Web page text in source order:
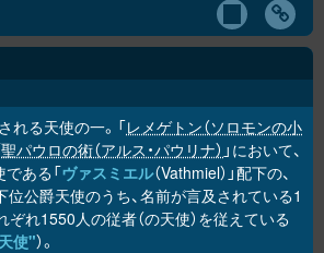
れる天使の一。「レメゲトン（ソロモンの小
聖パウロの術（アルス・パウリナ） 」において、
ある「ヴァスミエル（Vathmiel）」配下の、
公爵天使のうち、名前が言及されている1
ぞれ1550人の従者（の天使）を従えている
使"）。